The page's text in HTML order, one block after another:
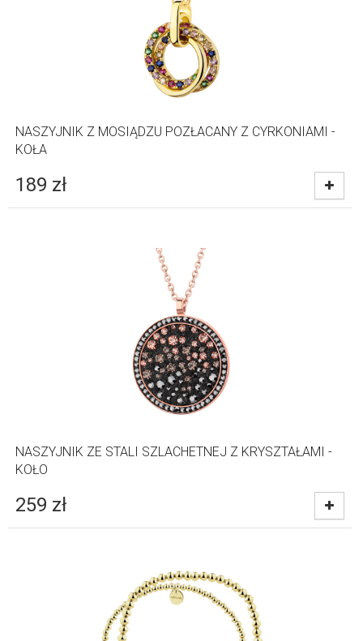
NASZYJNIK Z MOSIĄDZU POZŁACANY Z CYRKONIAMI -
KOŁA
189 zł
NASZYJNIK ZE STALI SZLACHETNEJ Z KRYSZTAŁAMI -
KOŁO
259 zł